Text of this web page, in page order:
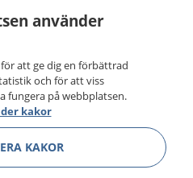
och information om
du kan kontakta.
och göra dina
1177 för
runt.
må bättre.
använder
att ge dig en förbättrad
och för att viss
fungera på webbplatsen.
kakor
KAKOR